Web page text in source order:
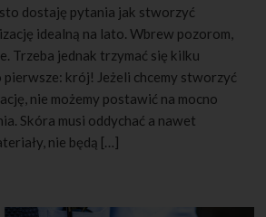
dostaję pytania jak stworzyć
idealną na lato. Wbrew pozorom,
Trzeba jednak trzymać się kilku
pierwsze: krój! Jeżeli chcemy stworzyć
nie możemy postawić na mocno
Skóra musi oddychać a nawet
nie będą […]